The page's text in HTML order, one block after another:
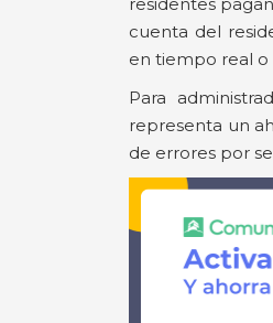
cuenta del
en tiempo real o
Para
representa un
de errores por